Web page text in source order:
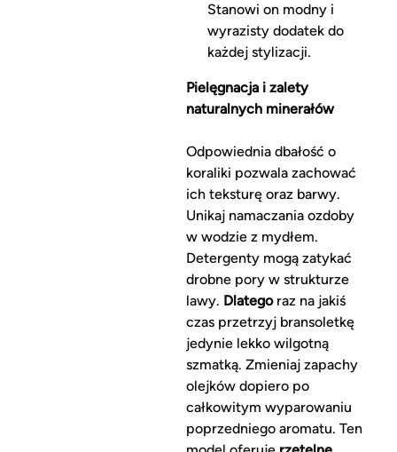
Stanowi on modny i
wyrazisty dodatek do
każdej stylizacji.
Pielęgnacja i zalety
naturalnych minerałów
Odpowiednia dbałość o
koraliki pozwala zachować
ich teksturę oraz barwy.
Unikaj namaczania ozdoby
w wodzie z mydłem.
Detergenty mogą zatykać
drobne pory w strukturze
lawy. Dlategoraz na jakiś
czas przetrzyj bransoletkę
jedynie lekko wilgotną
szmatką. Zmieniaj zapachy
olejków dopiero po
całkowitym wyparowaniu
poprzedniego aromatu. Ten